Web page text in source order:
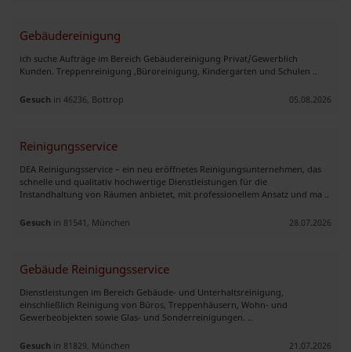
Gebäudereinigung
ich suche Aufträge im Bereich Gebäudereinigung Privat/Gewerblich
Kunden. Treppenreinigung ,Büroreinigung, Kindergarten und Schulen ..
Gesuch in 46236, Bottrop 05.08.2026
Reinigungsservice
DEA Reinigungsservice – ein neu eröffnetes Reinigungsunternehmen, das
schnelle und qualitativ hochwertige Dienstleistungen für die
Instandhaltung von Räumen anbietet, mit professionellem Ansatz und ma ..
Gesuch in 81541, München 28.07.2026
Gebäude Reinigungsservice
Dienstleistungen im Bereich Gebäude- und Unterhaltsreinigung,
einschließlich Reinigung von Büros, Treppenhäusern, Wohn- und
Gewerbeobjekten sowie Glas- und Sonderreinigungen. ..
Gesuch in 81829, München 21.07.2026